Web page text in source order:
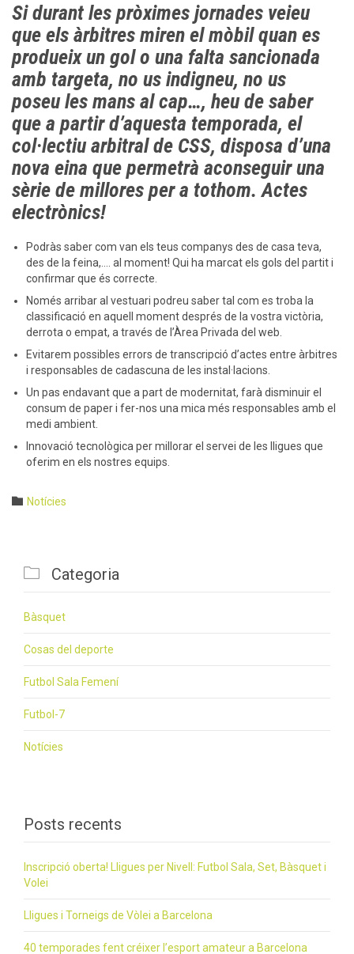
Si durant les pròximes jornades veieu
que els àrbitres miren el mòbil quan es
produeix un gol o una falta sancionada
amb targeta, no us indigneu, no us
poseu les mans al cap…, heu de saber
que a partir d’aquesta temporada, el
col·lectiu arbitral de CSS, disposa d’una
nova eina que permetrà aconseguir una
sèrie de millores per a tothom. Actes
electrònics!
Podràs saber com van els teus companys des de casa teva,
des de la feina,…. al moment! Qui ha marcat els gols del partit i
confirmar que és correcte.
Només arribar al vestuari podreu saber tal com es troba la
classificació en aquell moment després de la vostra victòria,
derrota o empat, a través de l’Àrea Privada del web.
Evitarem possibles errors de transcripció d’actes entre àrbitres
i responsables de cadascuna de les instal·lacions.
Un pas endavant que a part de modernitat, farà disminuir el
consum de paper i fer-nos una mica més responsables amb el
medi ambient.
Innovació tecnològica per millorar el servei de les lligues que
oferim en els nostres equips.
 Category
Notícies
 Categoria
Bàsquet
Cosas del deporte
Futbol Sala Femení
Futbol-7
Notícies
Posts recents
Inscripció oberta! Lligues per Nivell: Futbol Sala, Set, Bàsquet i
Volei
Lligues i Torneigs de Vòlei a Barcelona
40 temporades fent créixer l’esport amateur a Barcelona